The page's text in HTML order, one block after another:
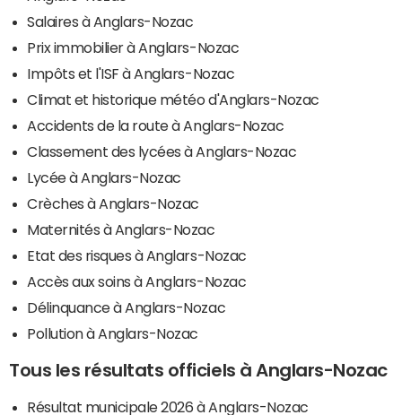
Salaires à Anglars-Nozac
Prix immobilier à Anglars-Nozac
Impôts et l'ISF à Anglars-Nozac
Climat et historique météo d'Anglars-Nozac
Accidents de la route à Anglars-Nozac
Classement des lycées à Anglars-Nozac
Lycée à Anglars-Nozac
Crèches à Anglars-Nozac
Maternités à Anglars-Nozac
Etat des risques à Anglars-Nozac
Accès aux soins à Anglars-Nozac
Délinquance à Anglars-Nozac
Pollution à Anglars-Nozac
Tous les résultats officiels à Anglars-Nozac
Résultat municipale 2026 à Anglars-Nozac